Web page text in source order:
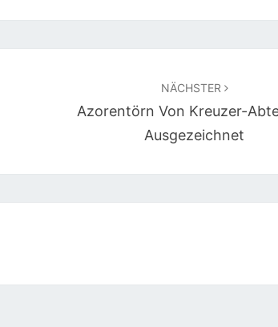
NÄCHSTER
Azorentörn Von Kreuzer-
Ausgezeichnet